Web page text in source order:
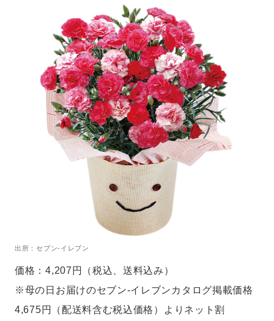
出所：セブン-イレブン
価格：4,207円（税込、送料込み）
※母の日お届けのセブン‐イレブンカタログ掲載価格
4,675円（配送料含む税込価格）よりネット割